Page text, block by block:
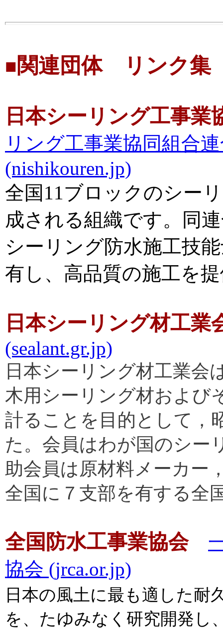
■関連団体 リンク集
日本シーリング工事業
リング工事業協同組合
(nishikouren.jp)
全国11ブロックのシー
成される組織です。同
シーリング防水施工技
有し、高品質の施工を
日本シーリング材工業
(sealant.gr.jp)
日本シーリング材工業会
木用シーリング材および
計ることを目的として，
た。会員はわが国のシー
助会員は原材料メーカー
全国に７支部を有する全
全国防水工事業協会
協会 (jrca.or.jp)
日本の風土に最も適した耐
を、たゆみなく研究開発し